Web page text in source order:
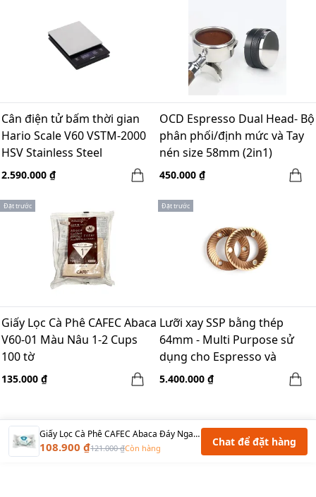
Cân điện tử bấm thời gian
Hario Scale V60 VSTM-2000
HSV Stainless Steel
2.590.000 ₫
OCD Espresso Dual Head- Bộ
phân phối/định mức và Tay
nén size 58mm (2in1)
450.000 ₫
Đặt trước
Giấy Lọc Cà Phê CAFEC Abaca
V60-01 Màu Nâu 1-2 Cups
100 tờ
135.000 ₫
Đặt trước
Lưỡi xay SSP bằng thép
64mm - Multi Purpose sử
dụng cho Espresso và
Brewing
5.400.000 ₫
Giấy Lọc Cà Phê CAFEC Abaca Đáy Ngang AB101-100W Size 101 Màu Trắng 1-2 Cups 100 Tờ
108.900 ₫121.000 ₫Còn hàng Chat để đặt hàng